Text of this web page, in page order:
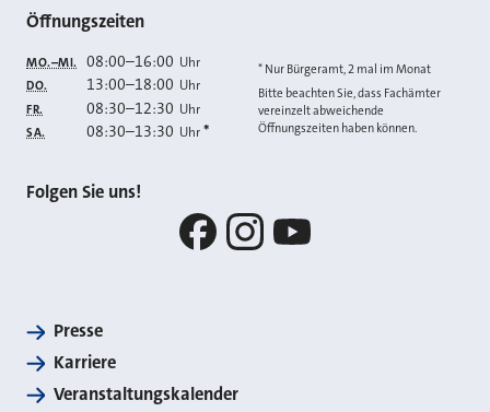
Öffnungszeiten
MO.–MI. 08:00–16:00 Uhr
DO. 13:00–18:00 Uhr
FR. 08:30–12:30 Uhr
SA. 08:30–13:30 Uhr *
* Nur Bürgeramt, 2 mal im Monat
Bitte beachten Sie, dass Fachämter
vereinzelt abweichende
Öffnungszeiten haben können.
Folgen Sie uns!
Presse
Karriere
Veranstaltungskalender